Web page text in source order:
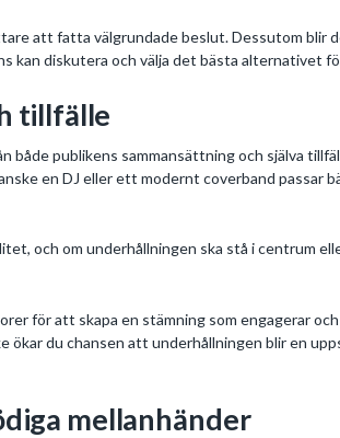
att fatta välgrundade beslut. Dessutom blir
kan diskutera och välja det bästa alternativet
tillfälle
publikens sammansättning och själva
en DJ eller ett modernt coverband passar
och om underhållningen ska stå i centrum
för att skapa en stämning som engagerar
du chansen att underhållningen blir en
mellanhänder